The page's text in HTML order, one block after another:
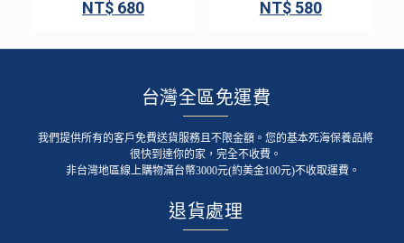
NT$ 680
NT$580
台灣全區免運費
我們提供所有的客戶免費送貨服務且不限金額。您的基本死海保養品將
很快到達你的家，完全不收費。
非台灣地區線上購物滿台幣3000元(約美金100元)不收取運費。
退貨處理